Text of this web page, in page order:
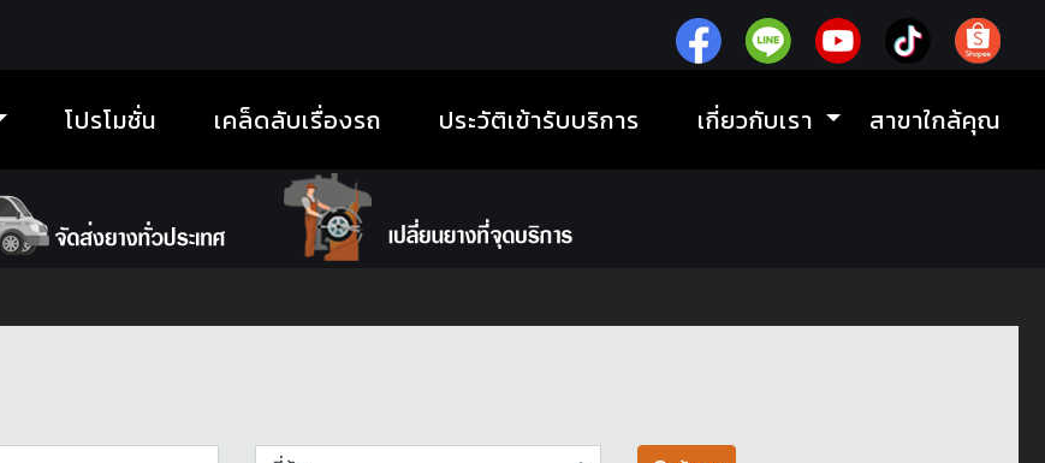
โปรโมชั่น เคล็ดลับเรื่องรถ ประวัติเข้ารับบริการ เกี่ยวกับเรา สาขาใกล้คุณ